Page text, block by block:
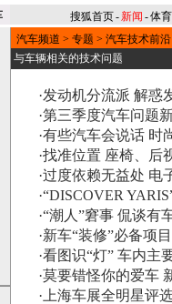
搜狐首页-新闻 -体育
汽车频道 > 专题 > 汽车技术前沿
与车辆相关的技术问题
·发动机分流派 解惑
·第三季度汽车问题
·有些汽车会说话 时
·找准位置 座椅、后
·过度依赖无益处 电
·“DISCOVER
·“潮人”窘事 侃谈有
·新车“装修”必备项
·看图识“灯” 车内主
·莫要错怪你的爱车
· 上海车展全明星评